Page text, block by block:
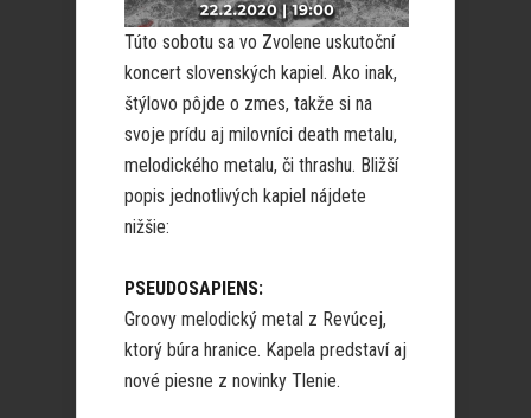
Túto sobotu sa vo Zvolene uskutoční
koncert slovenských kapiel. Ako inak,
štýlovo pôjde o zmes, takže si na
svoje prídu aj milovníci death metalu,
melodického metalu, či thrashu. Bližší
popis jednotlivých kapiel nájdete
nižšie:
PSEUDOSAPIENS:
Groovy melodický metal z Revúcej,
ktorý búra hranice. Kapela predstaví aj
nové piesne z novinky Tlenie.